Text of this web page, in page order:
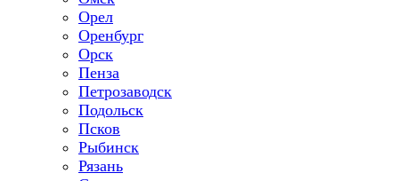
Орел
Оренбург
Орск
Пенза
Петрозаводск
Подольск
Псков
Рыбинск
Рязань